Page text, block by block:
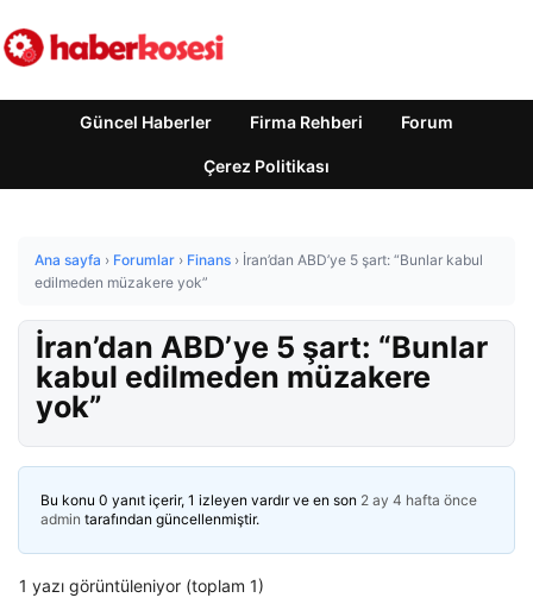
Güncel Haberler Firma Rehberi Forum
Çerez Politikası
Ana sayfa › Forumlar › Finans › İran’dan ABD’ye 5 şart: “Bunlar kabul
edilmeden müzakere yok”
İran’dan ABD’ye 5 şart: “Bunlar
kabul edilmeden müzakere
yok”
Bu konu 0 yanıt içerir, 1 izleyen vardır ve en son 2 ay 4 hafta önce
admin tarafından güncellenmiştir.
1 yazı görüntüleniyor (toplam 1)